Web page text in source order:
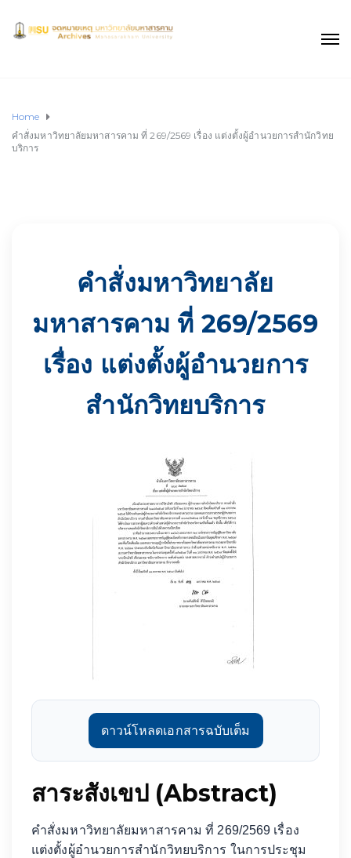
Home
คำสั่งมหาวิทยาลัยมหาสารคาม ที่ 269/2569 เรื่อง แต่งตั้งผู้อำนวยการสำนักวิทย
บริการ
คำสั่งมหาวิทยาลัย
มหาสารคาม ที่ 269/2569
เรื่อง แต่งตั้งผู้อำนวยการ
สำนักวิทยบริการ
ดาวน์โหลดเอกสารฉบับเต็ม
สาระสังเขป (Abstract)
คำสั่งมหาวิทยาลัยมหาสารคาม ที่ 269/2569 เรื่อง
แต่งตั้งผู้อำนวยการสำนักวิทยบริการ ในการประชุม